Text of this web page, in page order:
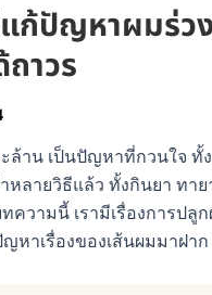
ก้ปัญหาผมร่ว
าวร
ล้าน เป็นปัญหาที่กวนใจ ทั้
หลายวิธีแล้ว ทั้งกินยา ทาย
ความนี้ เรามีเรื่องการปลู
หาเรื่องของเส้นผมมาฝาก